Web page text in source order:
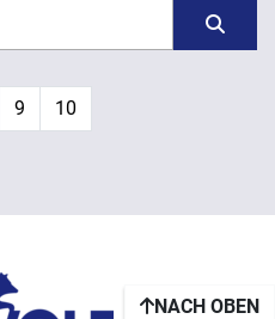
9 10
NACH OBEN